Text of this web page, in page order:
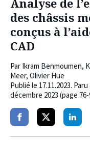
Analyse de
des châssis
conçus à
CAD
Par Ikram Benmoumen,
Meer, Olivier Hüe
Publié le 17.11.2023.
décembre 2023 (page
PartagerPartager